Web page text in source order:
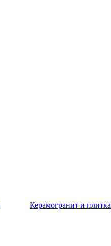
Керамогранит и плитка